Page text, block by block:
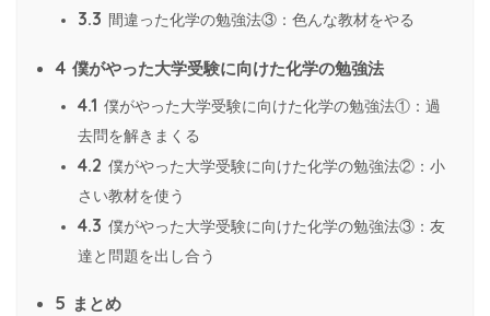
3.3 間違った化学の勉強法③：色んな教材をやる
4 僕がやった大学受験に向けた化学の勉強法
4.1 僕がやった大学受験に向けた化学の勉強法①：過
去問を解きまくる
4.2 僕がやった大学受験に向けた化学の勉強法②：小
さい教材を使う
4.3 僕がやった大学受験に向けた化学の勉強法③：友
達と問題を出し合う
5 まとめ